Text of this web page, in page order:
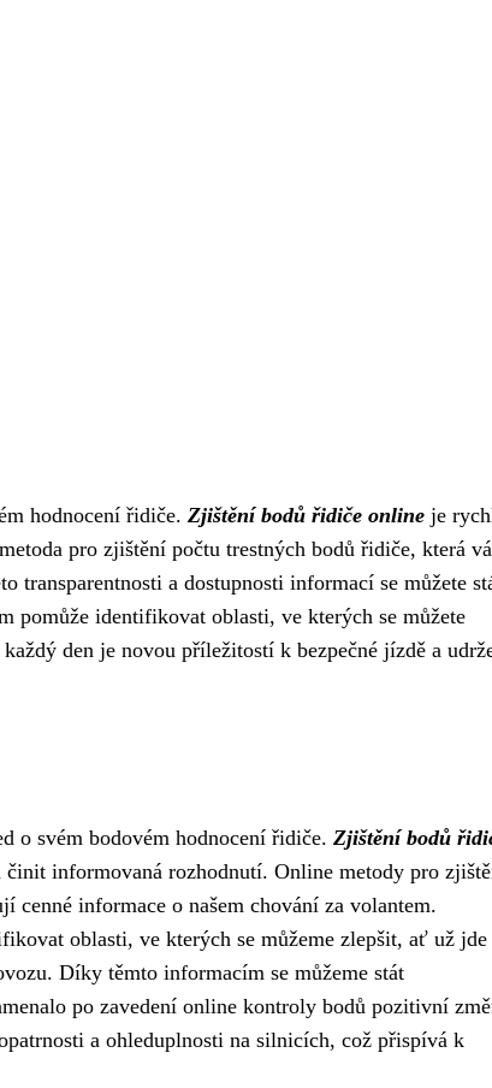
hodnocení řidiče. Zjištění bodů řidiče online je
pro zjištění počtu trestných bodů řidiče, která
transparentnosti a dostupnosti informací se můžete
pomůže identifikovat oblasti, ve kterých se můžete
den je novou příležitostí k bezpečné jízdě a
o svém bodovém hodnocení řidiče. Zjištění bodů
informovaná rozhodnutí. Online metody pro
cenné informace o našem chování za volantem.
oblasti, ve kterých se můžeme zlepšit, ať už jde
Díky těmto informacím se můžeme stát
po zavedení online kontroly bodů pozitivní
a ohleduplnosti na silnicích, což přispívá k